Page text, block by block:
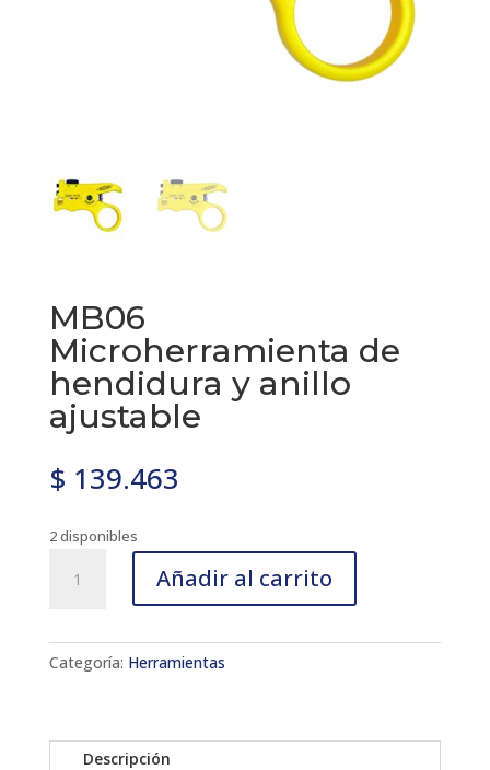
MB06
Microherramienta de
hendidura y anillo
ajustable
$ 139.463
2 disponibles
Microherramienta
y
cantidad
Añadir al carrito
Categoría: Herramientas
Descripción